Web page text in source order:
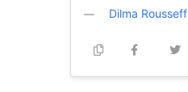
Dilma Rousseff